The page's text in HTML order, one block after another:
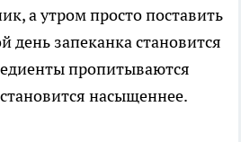
а утром просто поставить
день запеканка становится
пропитываются
насыщеннее.